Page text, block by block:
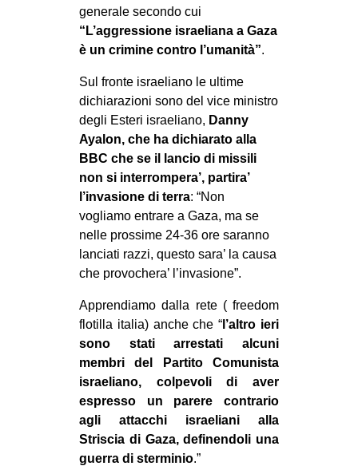
generale secondo cui
“L’aggressione israeliana a Gaza
è un crimine contro l’umanità”.
Sul fronte israeliano le ultime
dichiarazioni sono del vice ministro
degli Esteri israeliano, Danny
Ayalon, che ha dichiarato alla
BBC che se il lancio di missili
non si interrompera’, partira’
l’invasione di terra: “Non
vogliamo entrare a Gaza, ma se
nelle prossime 24-36 ore saranno
lanciati razzi, questo sara’ la causa
che provochera’ l’invasione”.
Apprendiamo dalla rete ( freedom
flotilla italia) anche che “ l’altro ieri
sono stati arrestati alcuni
membri del Partito Comunista
israeliano, colpevoli di aver
espresso un parere contrario
agli attacchi israeliani alla
Striscia di Gaza, definendoli una
guerra di sterminio.”